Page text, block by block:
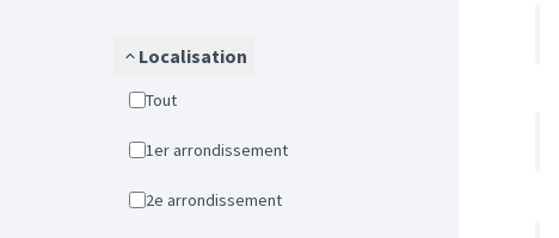
Localisation
Tout
1er arrondissement
2e arrondissement